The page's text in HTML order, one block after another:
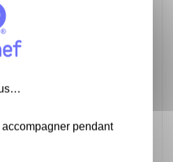
pendant
homogène.
(soit 3 cuillères à soupe) par
à pain, pâtes à pizza ou
pour obtenir un noir
dose, on obtient un gris plus
:
intense et naturelle, sans
pains spéciaux, des
des décorations de
permet de développer